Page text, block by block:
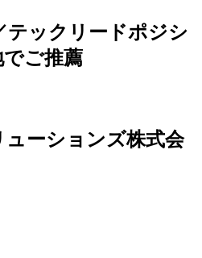
テックリードポジシ
でご推薦
ーションズ株式会